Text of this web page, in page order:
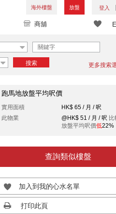
海外樓盤 放盤 登入
商舖
搜索 更多搜索
跑馬地放盤平均呎價
實用面積
HK$ 65 / 月 / 呎
此物業
@HK$ 51 / 月 / 呎
放盤平均呎價低22%
查詢類似樓盤
加入到我的心水名單
打印此頁